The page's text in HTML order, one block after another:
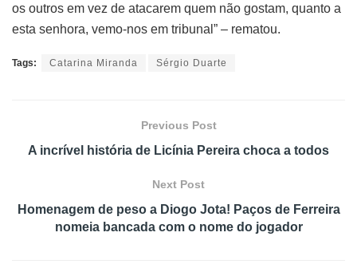
os outros em vez de atacarem quem não gostam, quanto a
esta senhora, vemo-nos em tribunal” – rematou.
Tags: Catarina Miranda Sérgio Duarte
Previous Post
A incrível história de Licínia Pereira choca a todos
Next Post
Homenagem de peso a Diogo Jota! Paços de Ferreira
nomeia bancada com o nome do jogador